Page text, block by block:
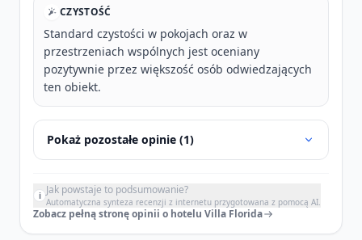
CZYSTOŚĆ
Standard czystości w pokojach oraz w
przestrzeniach wspólnych jest oceniany
pozytywnie przez większość osób odwiedzających
ten obiekt.
Pokaż pozostałe opinie (1)
i Jak powstaje to podsumowanie?
Automatyczna synteza recenzji z internetu przygotowana z pomocą AI.
Zobacz pełną stronę opinii o hotelu Villa Florida